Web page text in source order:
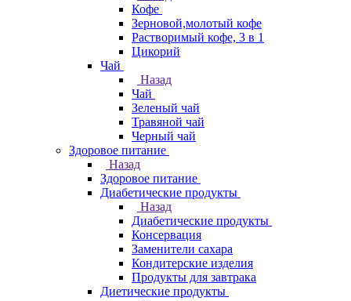
Кофе
Зерновой,молотый кофе
Растворимый кофе, 3 в 1
Цикорий
Чай
Назад
Чай
Зеленый чай
Травяной чай
Черный чай
Здоровое питание
Назад
Здоровое питание
Диабетические продукты
Назад
Диабетические продукты
Консервация
Заменители сахара
Кондитерские изделия
Продукты для завтрака
Диетические продукты